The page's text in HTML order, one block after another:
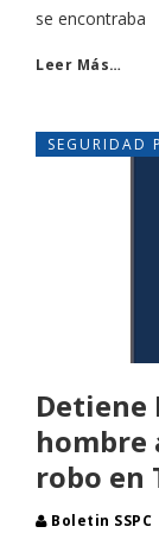
se encontraba
Leer Más…
SEGURIDAD
Detiene
hombre
robo en
Boletin SSPC